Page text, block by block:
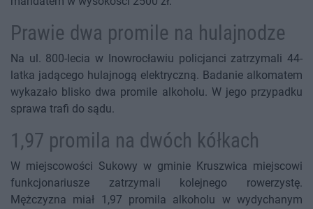
Prawie dwa promile na hulajnodze
Na ul. 800-lecia w Inowrocławiu policjanci zatrzymali 44-
latka jadącego hulajnogą elektryczną. Badanie alkomatem
wykazało blisko dwa promile alkoholu. W jego przypadku
sprawa trafi do sądu.
1,97 promila na dwóch kółkach
W miejscowości Sukowy w gminie Kruszwica miejscowi
funkcjonariusze zatrzymali kolejnego rowerzystę.
Mężczyzna miał 1,97 promila alkoholu w wydychanym